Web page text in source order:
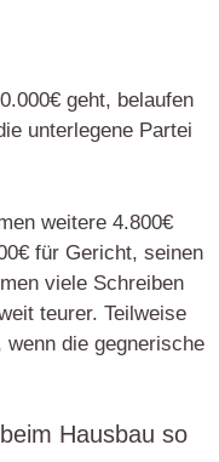
geht, belaufen
unterlegene Partei
weitere 4.800€
für Gericht, seinen
viele Schreiben
teurer. Teilweise
die gegnerische
Hausbau so